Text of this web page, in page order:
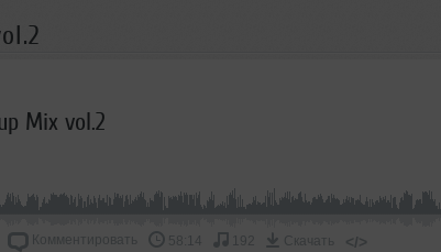
Mix vol.2
Комментировать 58:14 192 Скачать </>